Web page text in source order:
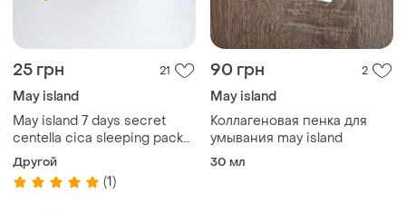
25 грн 21
May island
May island 7 days secret
centella cica sleeping pack
успокаивающая ночная
маска с центеллой
Другой
(1)
90 грн 2
May island
Коллагеновая пенка для
умывания may island
30 мл